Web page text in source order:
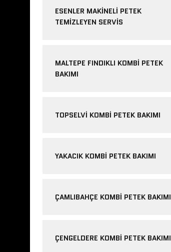
ESENLER MAKINELI PETEK
TEMIZLEYEN SERVIS
MALTEPE FINDIKLI KOMBI PETEK
BAKIMI
TOPSELVI KOMBI PETEK BAKIMI
YAKACIK KOMBI PETEK BAKIMI
ÇAMLIBAHÇE KOMBI PETEK BAKIMI
ÇENGELDERE KOMBI PETEK BAKIMI